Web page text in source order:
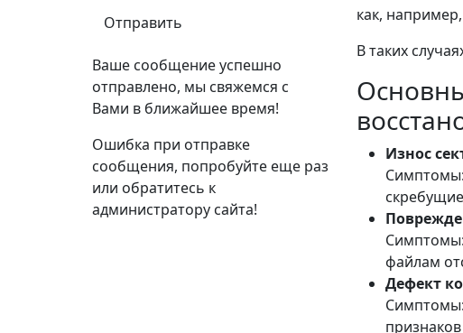
как,
В таких
Износ
Симптомы:
файлам
Дефект
Симптомы:
Ваше сообщение успешно
отправлено, мы свяжемся с
Вами в ближайшее время!
Ошибка при отправке
сообщения, попробуйте еще раз
или обратитесь к
администратору сайта!